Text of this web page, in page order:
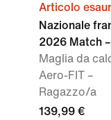
Articolo
Nazionale
2026 Match
Maglia da
Aero-FIT –
Ragazzo/a
139,99 €